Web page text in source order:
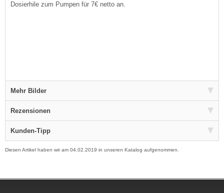
Dosierhile zum Pumpen für 7€ netto an.
Mehr Bilder
Rezensionen
Kunden-Tipp
Diesen Artikel haben wir am 04.02.2019 in unseren Katalog aufgenommen.